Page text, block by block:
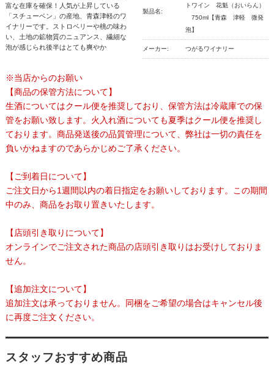
富な在庫を確保！人気が上昇している
「スチューベン」の産地、青森津軽のワ
イナリーです。ストロベリーや桃の味わ
い、土地の鉱物質のニュアンス、繊細な
泡が感じられ後半はとても爽やか
製品名:
トワイン 花魁（おいらん）
750ml【青森 津軽 微発
泡】
メーカー: つがるワイナリー
※当店からのお願い
【商品の保管方法について】
生酒についてはクール便を推奨しており、保管方法は冷蔵庫での保
管をお願い致します。火入れ酒についても夏季はクール便を推奨し
ております。商品発送後の品質管理について、弊社は一切の責任を
負いかねますのであらかじめご了承ください。
【ご到着日について】
ご注文日から1週間以内の着日指定をお願いしております。この期間
中のみ、商品をお取り置きいたします。
【店頭引き取りについて】
オンラインでご注文された商品の店頭引き取りはお受けしておりま
せん。
【追加注文について】
追加注文は承っておりません。同梱をご希望の場合はキャンセル後
に再度ご注文ください。
スタッフおすすめ商品